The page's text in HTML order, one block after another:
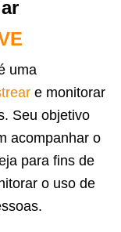
uma
e monitorar
Seu objetivo
acompanhar o
para fins de
o uso de